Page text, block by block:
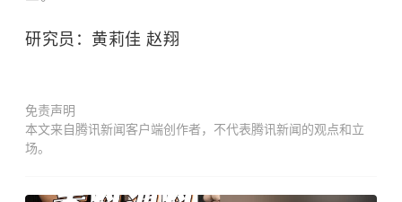
研究员：黄莉佳 赵翔
免责声明
本文来自腾讯新闻客户端创作者，不代表腾讯新闻的观点和立
场。